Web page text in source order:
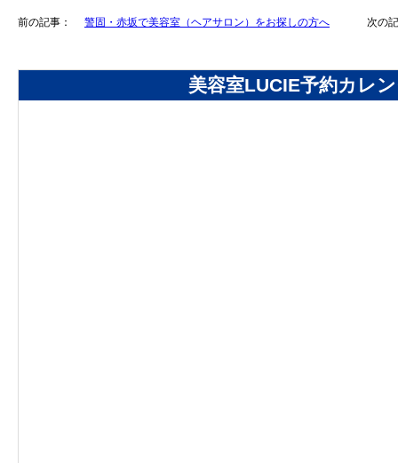
前の記事： 警固・赤坂で美容室（ヘアサロン）をお探しの方へ 次の
美容室LUCIE予約カレ